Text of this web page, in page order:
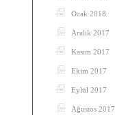
Ocak 2018
Aralık 2017
Kasım 2017
Ekim 2017
Eylül 2017
Ağustos 2017